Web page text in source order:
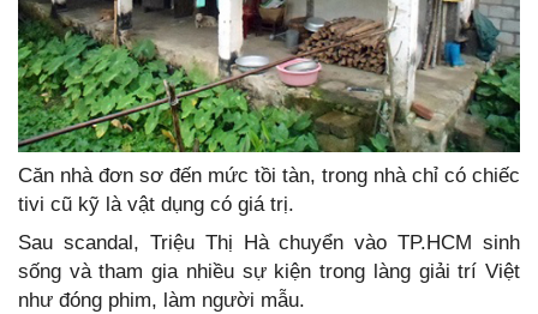
Căn nhà đơn sơ đến mức tồi tàn, trong nhà chỉ có chiếc
tivi cũ kỹ là vật dụng có giá trị.
Sau scandal, Triệu Thị Hà chuyển vào TP.HCM sinh
sống và tham gia nhiều sự kiện trong làng giải trí Việt
như đóng phim, làm người mẫu.